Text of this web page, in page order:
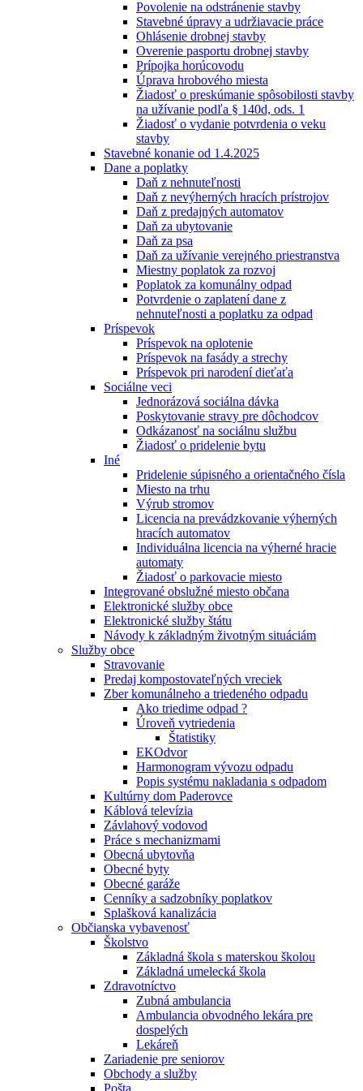
Povolenie na odstránenie stavby
Stavebné úpravy a udržiavacie práce
Ohlásenie drobnej stavby
Overenie pasportu drobnej stavby
Prípojka horúcovodu
Úprava hrobového miesta
Žiadosť o preskúmanie spôsobilosti stavby
na užívanie podľa § 140d, ods. 1
Žiadosť o vydanie potvrdenia o veku
stavby
Stavebné konanie od 1.4.2025
Dane a poplatky
Daň z nehnuteľnosti
Daň z nevýherných hracích prístrojov
Daň z predajných automatov
Daň za ubytovanie
Daň za psa
Daň za užívanie verejného priestranstva
Miestny poplatok za rozvoj
Poplatok za komunálny odpad
Potvrdenie o zaplatení dane z
nehnuteľnosti a poplatku za odpad
Príspevok
Príspevok na oplotenie
Príspevok na fasády a strechy
Príspevok pri narodení dieťaťa
Sociálne veci
Jednorázová sociálna dávka
Poskytovanie stravy pre dôchodcov
Odkázanosť na sociálnu službu
Žiadosť o pridelenie bytu
Iné
Pridelenie súpisného a orientačného čísla
Miesto na trhu
Výrub stromov
Licencia na prevádzkovanie výherných
hracích automatov
Individuálna licencia na výherné hracie
automaty
Žiadosť o parkovacie miesto
Integrované obslužné miesto občana
Elektronické služby obce
Elektronické služby štátu
Návody k základným životným situáciám
Služby obce
Stravovanie
Predaj kompostovateľných vreciek
Zber komunálneho a triedeného odpadu
Ako triedime odpad ?
Úroveň vytriedenia
Štatistiky
EKOdvor
Harmonogram vývozu odpadu
Popis systému nakladania s odpadom
Kultúrny dom Paderovce
Káblová televízia
Závlahový vodovod
Práce s mechanizmami
Obecná ubytovňa
Obecné byty
Obecné garáže
Cenníky a sadzobníky poplatkov
Splašková kanalizácia
Občianska vybavenosť
Školstvo
Základná škola s materskou školou
Základná umelecká škola
Zdravotníctvo
Zubná ambulancia
Ambulancia obvodného lekára pre
dospelých
Lekáreň
Zariadenie pre seniorov
Obchody a služby
Pošta